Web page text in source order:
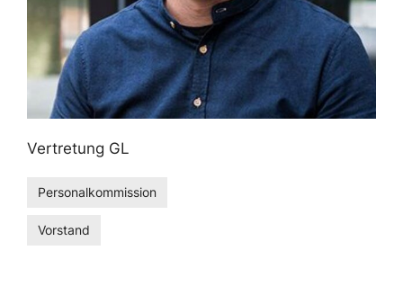
Vertretung GL
Personalkommission
Vorstand